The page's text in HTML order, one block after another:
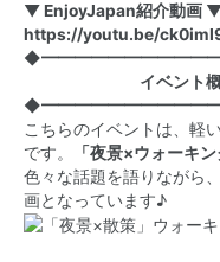
▼ EnjoyJapan紹介動画
https://youtu.be/
イベント概
こちらのイベントは、軽
です。
「夜景×ウォーキ
色々な話題を語りながら
画となっています♪